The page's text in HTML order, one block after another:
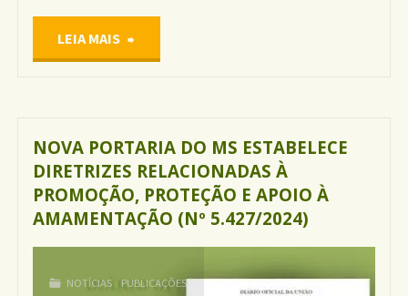
LEIA MAIS "Saúde
e
institui
NOVA PORTARIA DO MS ESTABELECE
DIRETRIZES RELACIONADAS À
PROMOÇÃO, PROTEÇÃO E APOIO À
AMAMENTAÇÃO (Nº 5.427/2024)
NOTÍCIAS PUBLICAÇÕES